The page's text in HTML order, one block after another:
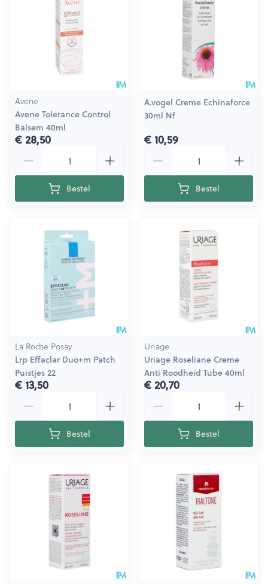
Avene
Avene Tolerance Control
Balsem 40ml
€ 28,50
Bestel
A.vogel Creme Echinaforce
30ml Nf
€ 10,59
Bestel
La Roche Posay
Lrp Effaclar Duo+m Patch
Puistjes 22
€ 13,50
Bestel
Uriage
Uriage Roseliane Creme
Anti Roodheid Tube 40ml
€ 20,70
Bestel